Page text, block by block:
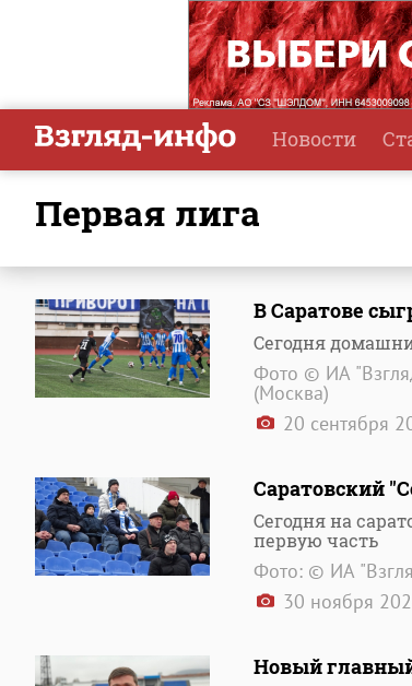
Новости
Первая лига
В Саратове
Сегодня
Фото © ИА
(Москва)
20 сентября
Саратовский
Сегодня на
первую часть
Фото: © ИА
30 ноября
Новый главный